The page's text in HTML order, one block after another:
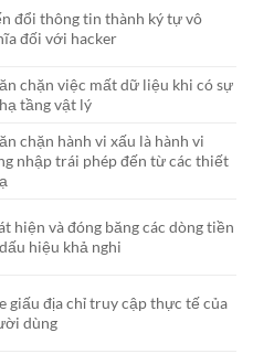
đổi thông tin thành ký tự vô
đối với hacker
chặn việc mất dữ liệu khi có sự
tầng vật lý
chặn hành vi xấu là hành vi
nhập trái phép đến từ các thiết
hiện và đóng băng các dòng tiền
hiệu khả nghi
giấu địa chỉ truy cập thực tế của
dùng